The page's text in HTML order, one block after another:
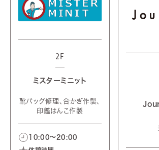
2F
ミスターミニット
靴バッグ修理、合かぎ作製、
印鑑はんこ作製
10:00～20:00